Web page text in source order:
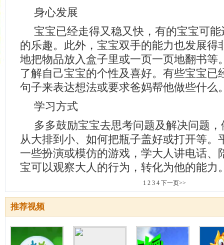
身心发展
宝宝已经走得又稳又快，有的宝宝可
的乐趣。此外，宝宝双手的能力也发展得
地把物品放入盒子里或一页一页地翻书等
了解自己宝宝的个性及喜好。有些宝宝已
句子来表达想法或要求爸妈帮他做些什么
学习方式
多多鼓励宝宝去思考问题及解决问题
从大排到小、如何把瓶子盖好或打开等。
一些扮演或模仿的游戏，学大人讲电话、
宝可以观察大人的行为，转化为他的能力
1 2 3 4 下一页>>
推荐视频